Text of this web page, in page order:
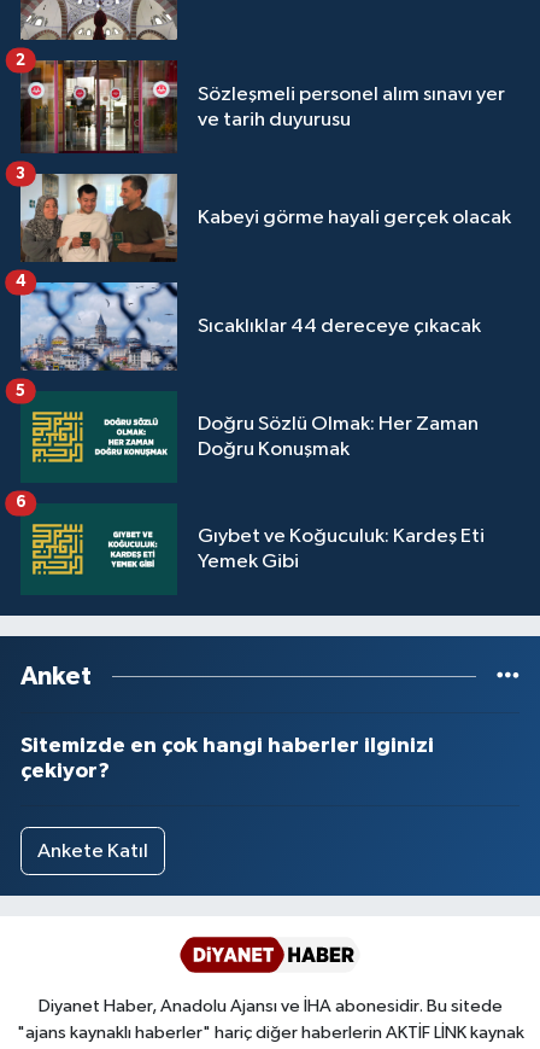
Sözleşmeli personel alım sınavı yer
ve tarih duyurusu
2
Kabeyi görme hayali gerçek olacak
3
Sıcaklıklar 44 dereceye çıkacak
4
Doğru Sözlü Olmak: Her Zaman
Doğru Konuşmak
5
Gıybet ve Koğuculuk: Kardeş Eti
Yemek Gibi
6
Anket
Sitemizde en çok hangi haberler ilginizi
çekiyor?
Ankete Katıl
Diyanet Haber, Anadolu Ajansı ve İHA abonesidir. Bu sitede
"ajans kaynaklı haberler" hariç diğer haberlerin AKTİF LİNK kaynak
Ordu Müftülüğü
Osmaniye Müftülüğü
Rize Müftülüğü
Sakarya Müftülüğü
Samsun Müftülüğü
Siirt Müftülüğü
Sivas Müftülüğü
Şanlıurfa Müftülüğü
Trabzon Müftülüğü
Tunceli Müftülüğü
Uşak Müftülüğü
Van Müftülüğü
Yalova Müftülüğü